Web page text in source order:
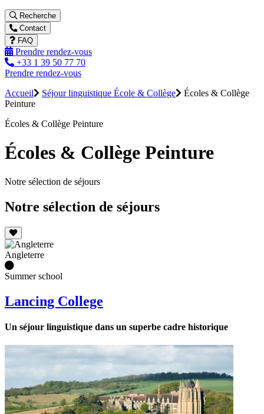
Recherche
Contact
FAQ
Prendre rendez-vous
+33 1 39 50 77 70
Prendre rendez-vous
Accueil
Séjour linguistique École & Collège
Écoles & Collège
Peinture
Écoles & Collège Peinture
Écoles & Collège Peinture
Notre sélection de séjours
Notre sélection de séjours
Angleterre
Summer school
Lancing College
Un séjour linguistique dans un superbe cadre historique